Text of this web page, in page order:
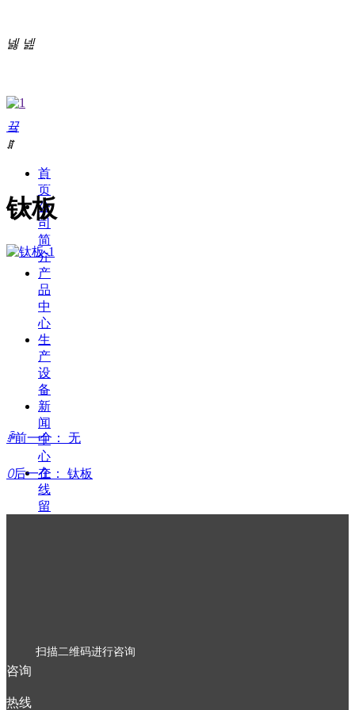
넳 넲
끀
ꁲ
首
页
公
司
简
介
产
品
中
心
生
产
设
备
新
闻
中
心
在
线
留
产品中心
钛板
ꄴ前一个： 无
ꄲ后一个： 钛板
扫描二维码进行咨询
咨询
热线